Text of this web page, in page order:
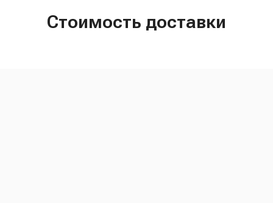
Стоимость доставки